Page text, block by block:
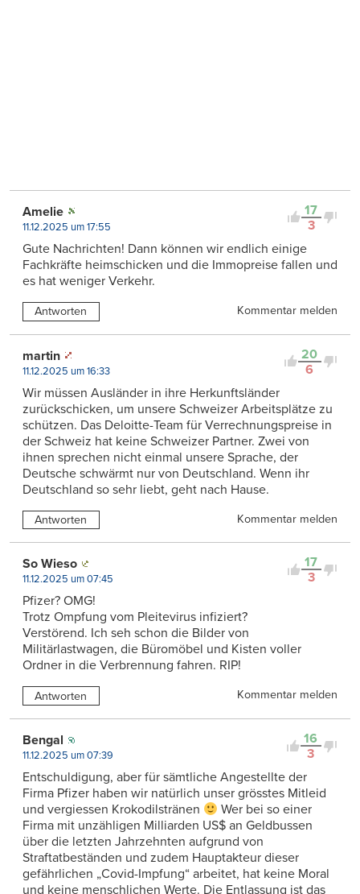
17
3
Amelie
11.12.2025 um 17:55
Gute Nachrichten! Dann können wir endlich einige
Fachkräfte heimschicken und die Immopreise fallen und
es hat weniger Verkehr.
Antworten Kommentar melden
20
6
martin
11.12.2025 um 16:33
Wir müssen Ausländer in ihre Herkunftsländer
zurückschicken, um unsere Schweizer Arbeitsplätze zu
schützen. Das Deloitte-Team für Verrechnungspreise in
der Schweiz hat keine Schweizer Partner. Zwei von
ihnen sprechen nicht einmal unsere Sprache, der
Deutsche schwärmt nur von Deutschland. Wenn ihr
Deutschland so sehr liebt, geht nach Hause.
Antworten Kommentar melden
17
3
So Wieso
11.12.2025 um 07:45
Pfizer? OMG!
Trotz Ompfung vom Pleitevirus infiziert?
Verstörend. Ich seh schon die Bilder von
Militärlastwagen, die Büromöbel und Kisten voller
Ordner in die Verbrennung fahren. RIP!
Antworten Kommentar melden
16
3
Bengal
11.12.2025 um 07:39
Entschuldigung, aber für sämtliche Angestellte der
Firma Pfizer haben wir natürlich unser grösstes Mitleid
und vergiessen Krokodilstränen
Wer bei so einer
Firma mit unzähligen Milliarden US$ an Geldbussen
über die letzten Jahrzehnten aufgrund von
Straftatbeständen und zudem Hauptakteur dieser
gefährlichen „Covid-Impfung“ arbeitet, hat keine Moral
und keine menschlichen Werte. Die Entlassung ist das